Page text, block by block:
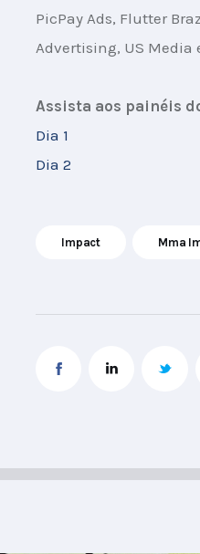
PicPay Ads, Flutter
Advertising, US Media
Assista aos painéis
Dia 1
Dia 2
Impact Mma